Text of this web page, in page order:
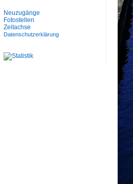
Neuzugänge
Fotostellen
Zeitachse
Datenschutzerklärung